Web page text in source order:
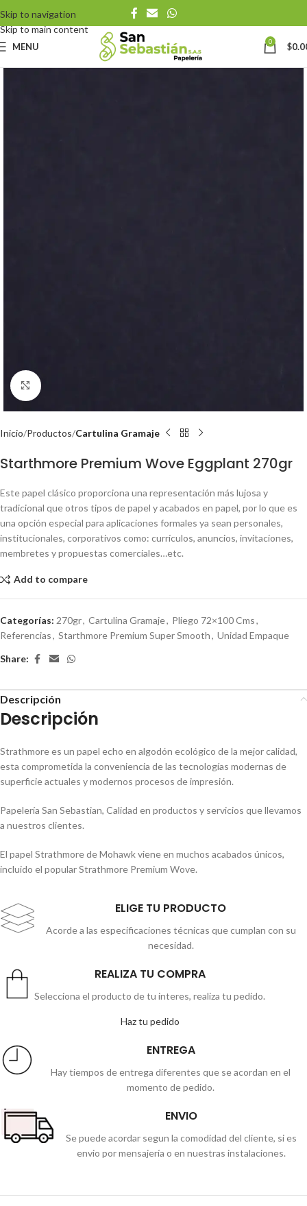
Skip to navigation
Skip to main content
MENU 0 $
Click to enlarge
Inicio Productos Cartulina Gramaje
Starthmore Premium Wove Eggplant 270gr
Este papel clásico proporciona una representación más lujosa y
tradicional que otros tipos de papel y acabados en papel, por lo que es
una opción especial para aplicaciones formales ya sean personales,
institucionales, corporativos como: currículos, anuncios, invitaciones,
membretes y propuestas comerciales…etc.
Add to compare
Categorías: 270gr, Cartulina Gramaje, Pliego 72×100 Cms,
Referencias, Starthmore Premium Super Smooth, Unidad Empaque
Share:
Descripción
Descripción
Strathmore es un papel echo en algodón ecológico de la mejor calidad,
esta comprometida la conveniencia de las tecnologías modernas de
superficie actuales y modernos procesos de impresión.
Papelería San Sebastian, Calidad en productos y servicios que llevamos
a nuestros clientes.
El papel Strathmore de Mohawk viene en muchos acabados únicos,
incluido el popular Strathmore Premium Wove.
ELIGE TU PRODUCTO
Acorde a las especificaciones técnicas que cumplan con su
necesidad.
REALIZA TU COMPRA
Selecciona el producto de tu interes, realiza tu pedido.
Haz tu pedido
ENTREGA
Hay tiempos de entrega diferentes que se acordan en el
momento de pedido.
ENVIO
Se puede acordar segun la comodidad del cliente, si es
envio por mensajería o en nuestras instalaciones.